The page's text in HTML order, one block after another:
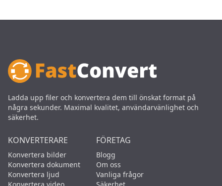
Ladda upp filer och konvertera dem till önskat format på
några sekunder. Maximal kvalitet, användarvänlighet och
säkerhet.
KONVERTERARE
Konvertera bilder
Konvertera dokument
Konvertera ljud
FÖRETAG
Blogg
Om oss
Vanliga frågor